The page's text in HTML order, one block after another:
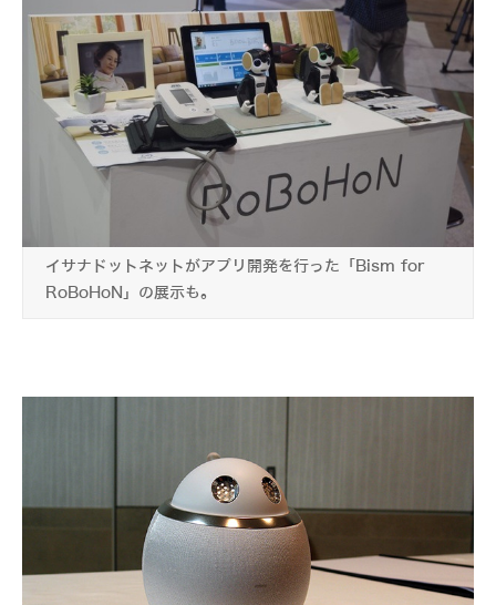
イサナドットネットがアプリ開発を行った「Bism for
RoBoHoN」の展示も。